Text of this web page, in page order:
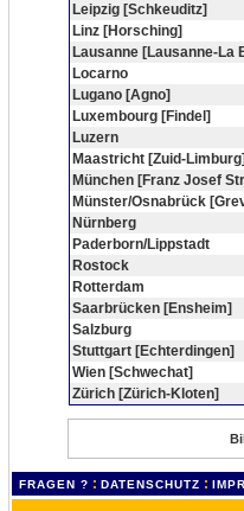
Leipzig [Schkeuditz]
Linz [Horsching]
Lausanne [Lausanne-La
Locarno
Lugano [Agno]
Luxembourg [Findel]
Luzern
Maastricht [Zuid-Limburg]
München [Franz Josef
Münster/Osnabrück
Nürnberg
Paderborn/Lippstadt
Rostock
Rotterdam
Saarbrücken [Ensheim]
Salzburg
Stuttgart [Echterdingen]
Wien [Schwechat]
Zürich [Zürich-Kloten]
FRAGEN ? : DATENSCHUTZ :